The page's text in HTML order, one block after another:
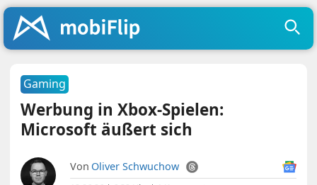
Gaming
Werbung in Xbox-Spielen:
Microsoft äußert sich
Von Oliver Schwuchow